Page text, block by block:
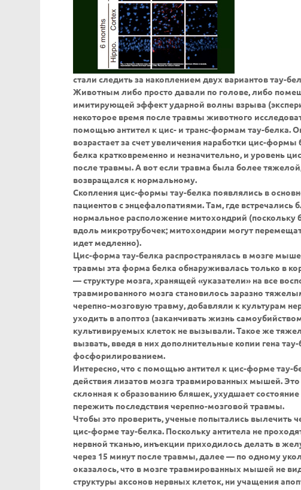
стали следить за накоплением двух вариантов
Животным либо просто давали по голове, либо
имитирующей эффект ударной волны взрыва
некоторое время после травмы животного
помощью антител к цис- и транс-формам тау-белка.
возрастает за счет увеличения наработки цис-
белка кратковременно и незначительно, и уровень
после травмы. А вот если травма была более
возвращался к нормальному.
Скопления цис-формы тау-белка появлялись в
пациентов с энцефалопатиями. Там, где встречались
нормальное расположение митохондрий (поскольку
вдоль микротрубочек; митохондрии могут
идет медленно).
Цис-форма тау-белка распространялась в мозге
травмы эта форма белка обнаруживалась только в
— структуре мозга, хранящей «указатели» на все
травмированного мозга становилось заразно
черепно-мозговую травму, добавляли к культурам
уходить в апоптоз (заканчивать жизнь
культивируемых клеток не вызывали. Такое же
вызвать, введя в них дополнительные копии гена
фосфорилированием.
Интересно, что с помощью антител к цис-форме тау-
действия лизатов мозга травмированных мышей.
склонная к образованию бляшек, ухудшает
пережить последствия черепно-мозговой травмы.
Чтобы это проверить, ученые попытались
цис-форме тау-белка. Поскольку антитела не
нервной тканью, инъекции приходилось делать в
через 15 минут после травмы, далее — по одному
оказалось, что в мозге травмированных мышей не
структуры аксонов нервных клеток, ни учащения